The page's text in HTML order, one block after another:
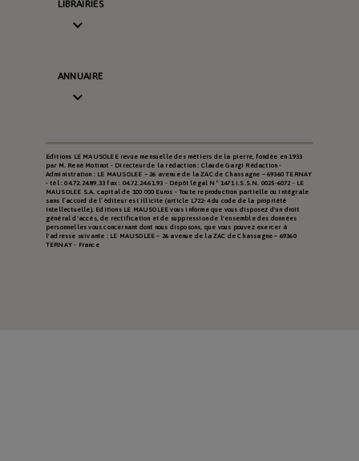
LIBRAIRIES

ANNUAIRE

Editions LE MAUSOLEE revue mensuelle des métiers de la pierre, fondée en 1933
par M. René Motinot - Directeur de la rédaction : Claude Gargi Rédaction -
Administration : LE MAUSOLEE – 26 avenue de la ZAC de Chassagne – 69360 TERNAY
- tél : 04.72.24.89.33 fax : 04.72.24.61.93 - Dépôt légal N° 1471 I.S.S.N. 0025-6072 - LE
MAUSOLEE S.A. capital de 100 000 Euros - Toute reproduction partielle ou intégrale
sans l’accord de l’éditeur est illicite (article L722-4 du code de la propriété
intellectuelle). Editions LE MAUSOLEE vous informe que vous disposez d'un droit
général d'accès, de rectification et de suppression de l'ensemble des données
personnelles vous concernant dont nous disposons, que vous pouvez exercer à
l'adresse suivante : LE MAUSOLEE – 26 avenue de la ZAC de Chassagne – 69360
TERNAY - France